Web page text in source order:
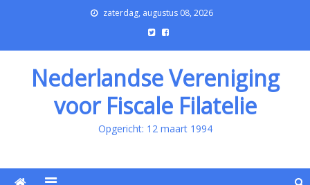
zaterdag, augustus 08, 2026
Nederlandse Vereniging
voor Fiscale Filatelie
Opgericht: 12 maart 1994